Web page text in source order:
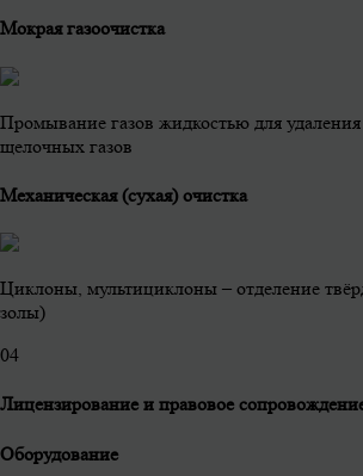
Мокрая газоочистка
Промывание газов жидкостью для
щелочных газов
Механическая (сухая) очистка
Циклоны, мультициклоны – отделение
золы)
04
Лицензирование и правовое
Оборудование